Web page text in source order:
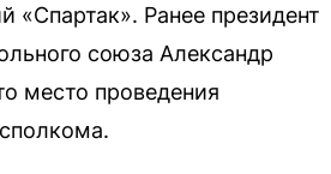
«Спартак». Ранее президент
союза Александр
место проведения